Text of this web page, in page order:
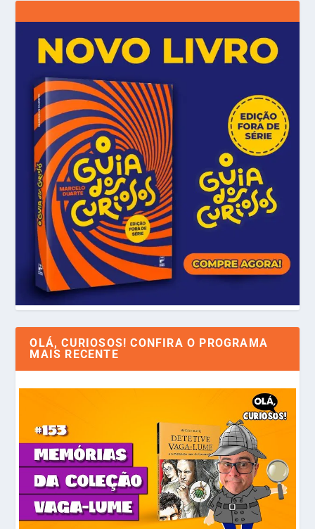
OLÁ, CURIOSOS! CONFIRA O PROGRAMA
MAIS RECENTE